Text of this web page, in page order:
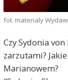
fot. materialy
Czy Sydonia
zarzutami?
Marianowem?